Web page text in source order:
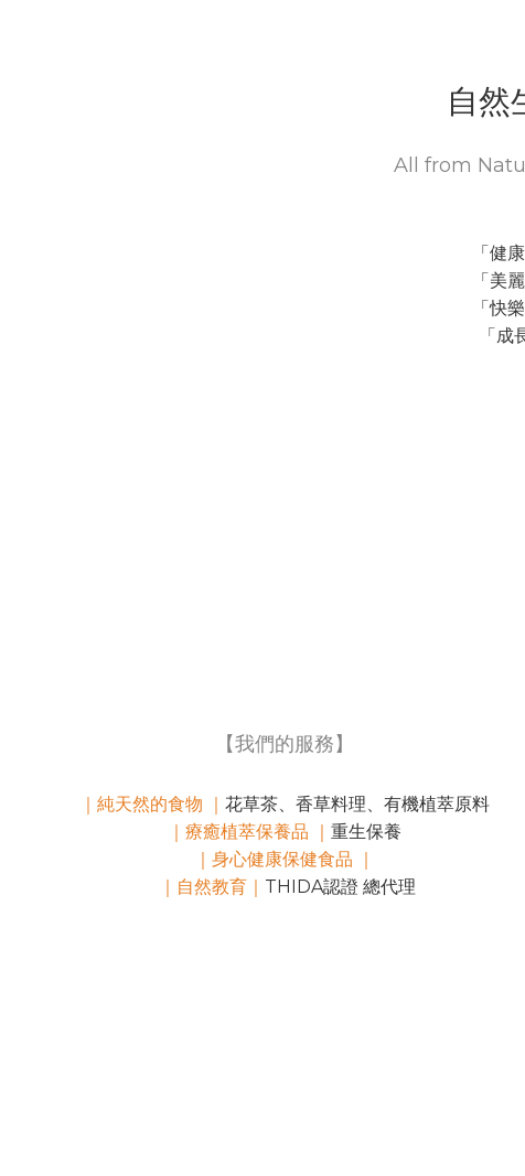
自然
All from
「健
「美
「快
「成
【我們的服務】
｜純天然的食物 ｜ 花草茶、香草料理、有機植萃原料
｜療癒植萃保養品 ｜ 重生保養
｜身心健康保健食品 ｜
｜自然教育｜ THIDA認證 總代理